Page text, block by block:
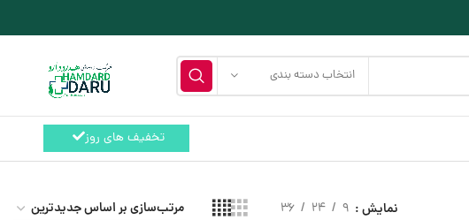
انتخاب دسته بندی
تخفیف های روز
نمایش 9
24
36